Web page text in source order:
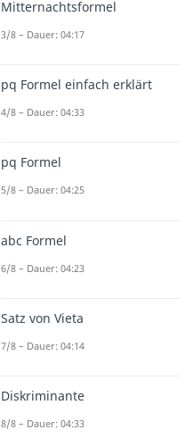
Mitternachtsformel
3/8 – Dauer: 04:17
pq Formel einfach erklärt
4/8 – Dauer: 04:33
pq Formel
5/8 – Dauer: 04:25
abc Formel
6/8 – Dauer: 04:23
Satz von Vieta
7/8 – Dauer: 04:14
Diskriminante
8/8 – Dauer: 04:33